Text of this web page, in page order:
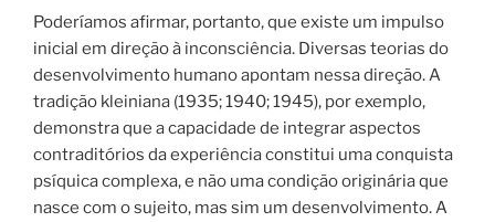
Poderíamos afirmar, portanto, que existe um impulso
inicial em direção à inconsciência. Diversas teorias do
desenvolvimento humano apontam nessa direção. A
tradição kleiniana (1935; 1940; 1945), por exemplo,
demonstra que a capacidade de integrar aspectos
contraditórios da experiência constitui uma conquista
psíquica complexa, e não uma condição originária que
nasce com o sujeito, mas sim um desenvolvimento. A